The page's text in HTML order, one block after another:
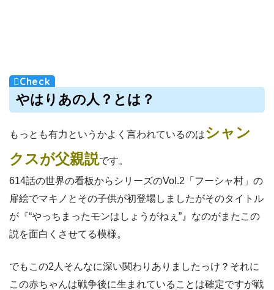
やはりあの人？とは？
もっとも有力というかよく言われているのはシャン
クスが父親説です。
614話の世界の看板からシリーズのVol.2「フーシャ村」の
扉絵でマキノとその子供が初登場しましたがそのタイトル
が『“やっちまったモンはしょうがねぇ”』なのがまたこの
説を面白くさせてる模様。
でもこの2人そんなに深い関わりありましたっけ？それに
この赤ちゃんは戦争後に生まれていることは確定ですが戦